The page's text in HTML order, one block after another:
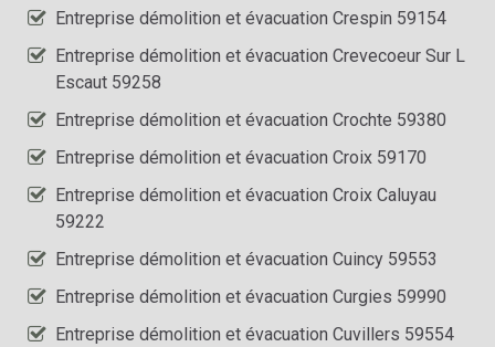
Entreprise démolition et évacuation Crespin 59154
Entreprise démolition et évacuation Crevecoeur Sur L
Escaut 59258
Entreprise démolition et évacuation Crochte 59380
Entreprise démolition et évacuation Croix 59170
Entreprise démolition et évacuation Croix Caluyau
59222
Entreprise démolition et évacuation Cuincy 59553
Entreprise démolition et évacuation Curgies 59990
Entreprise démolition et évacuation Cuvillers 59554